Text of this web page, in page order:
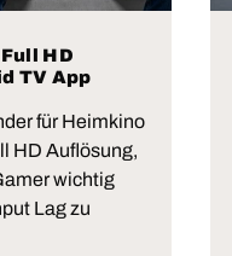
HD
TV App
für Heimkino
HD Auflösung,
wichtig
Lag zu